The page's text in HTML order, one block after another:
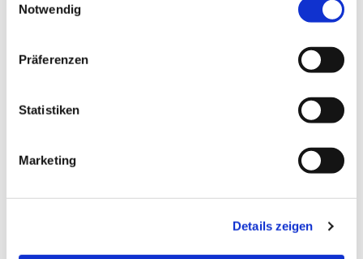
Notwendig
Präferenzen
Statistiken
Marketing
Details zeigen
Dies könnte Sie auch